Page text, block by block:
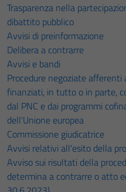
Trasparenza nella
dibattito pubblico
Avvisi di preinformazione
Delibera a contrarre
Avvisi e bandi
Procedure negoziate
finanziati, in tutto o in parte,
dal PNC e dai programmi
dell'Unione europea
Commissione giudicatrice
Avvisi relativi all'esito della
Avviso sui risultati della
determina a contrarre o atto